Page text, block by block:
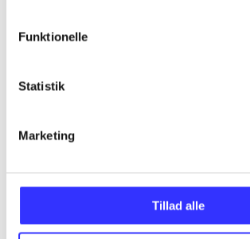
Funktionelle
Statistik
Marketing
Tillad alle